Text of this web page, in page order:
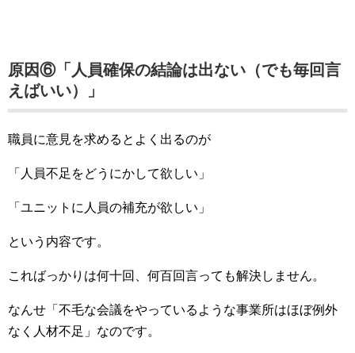
原因⑥「人員確保の結論は出ない（でも毎回言
えばいい）」
職員に意見を求めるとよく出るのが
「人員不足をどうにかして欲しい」
「ユニットに人員の補充が欲しい」
という内容です。
こればっかりは何十回、何百回言っても解決しません。
なんせ「不毛な会議をやっているような事業所はほぼ例外
なく人材不足」なのです。